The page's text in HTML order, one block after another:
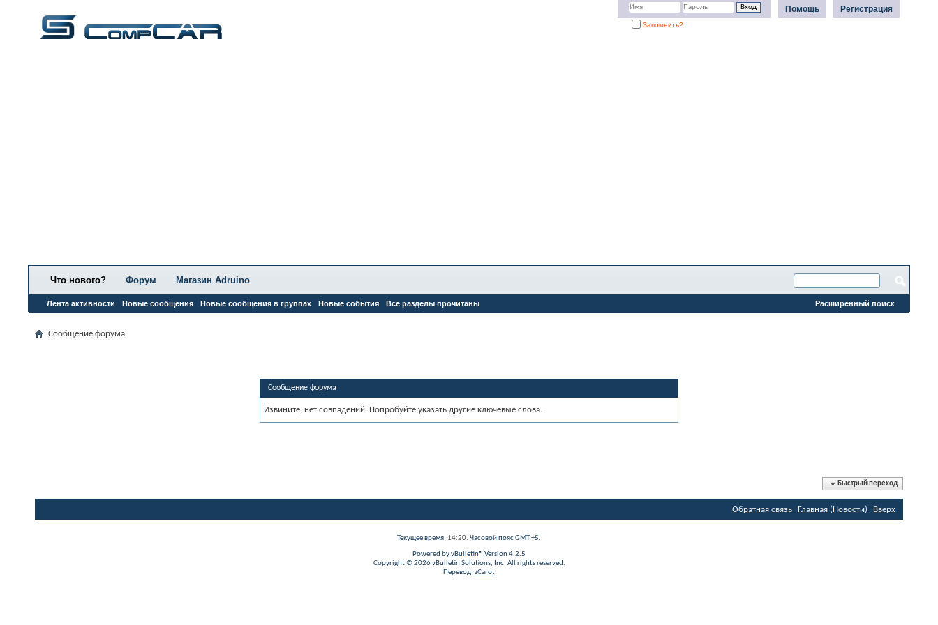
Регистрация
Помощь
Запомнить?
Что нового?
Лента активности Новые сообщения Новые сообщения в группах Новые события Все разделы прочитаны
Форум Магазин Adruino
Расширенный поиск
Сообщение форума
Сообщение форума
Извините, нет совпадений. Попробуйте указать другие ключевые слова.
Быстрый переход
Обратная связь Главная (Новости) Вверх
Текущее время: 14:20. Часовой пояс GMT +5.
Powered byvBulletin® Version 4.2.5
Copyright © 2026 vBulletin Solutions, Inc. All rights reserved.
Перевод: zCarot